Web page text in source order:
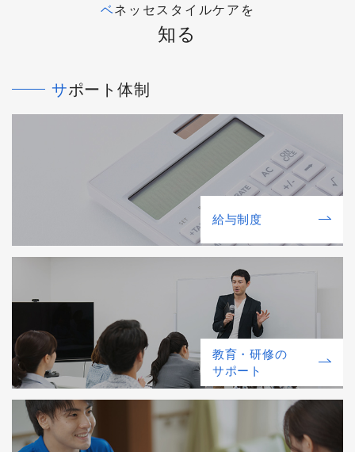
ベネッセスタイルケアを
知る
サポート体制
給与制度
教育・研修の
サポート